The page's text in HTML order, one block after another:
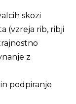
skozi
(vzreja rib, ribji
z
podpiranje